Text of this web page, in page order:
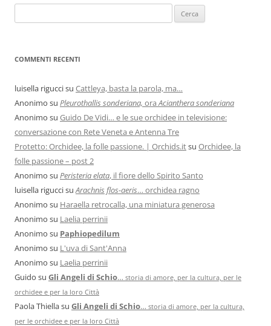
COMMENTI RECENTI
luisella riguccisu Cattleya, basta la parola, ma…
Anonimo su Pleurothallis sonderiana, ora Acianthera sonderiana
Anonimo su Guido De Vidi… e le sue orchidee in televisione:
conversazione con Rete Veneta e Antenna Tre
Protetto: Orchidee, la folle passione. | Orchids.itsu Orchidee, la
folle passione – post 2
Anonimo su Peristeria elata, il fiore dello Spirito Santo
luisella riguccisu Arachnis flos-aeris… orchidea ragno
Anonimo su Haraella retrocalla, una miniatura generosa
Anonimo su Laelia perrinii
Anonimo su Paphiopedilum
Anonimo su L'uva di Sant'Anna
Anonimo su Laelia perrinii
Guido su Gli Angeli di Schio… storia di amore, per la cultura, per le
orchidee e per la loro Città
Paola Thiellasu Gli Angeli di Schio… storia di amore, per la cultura,
per le orchidee e per la loro Città